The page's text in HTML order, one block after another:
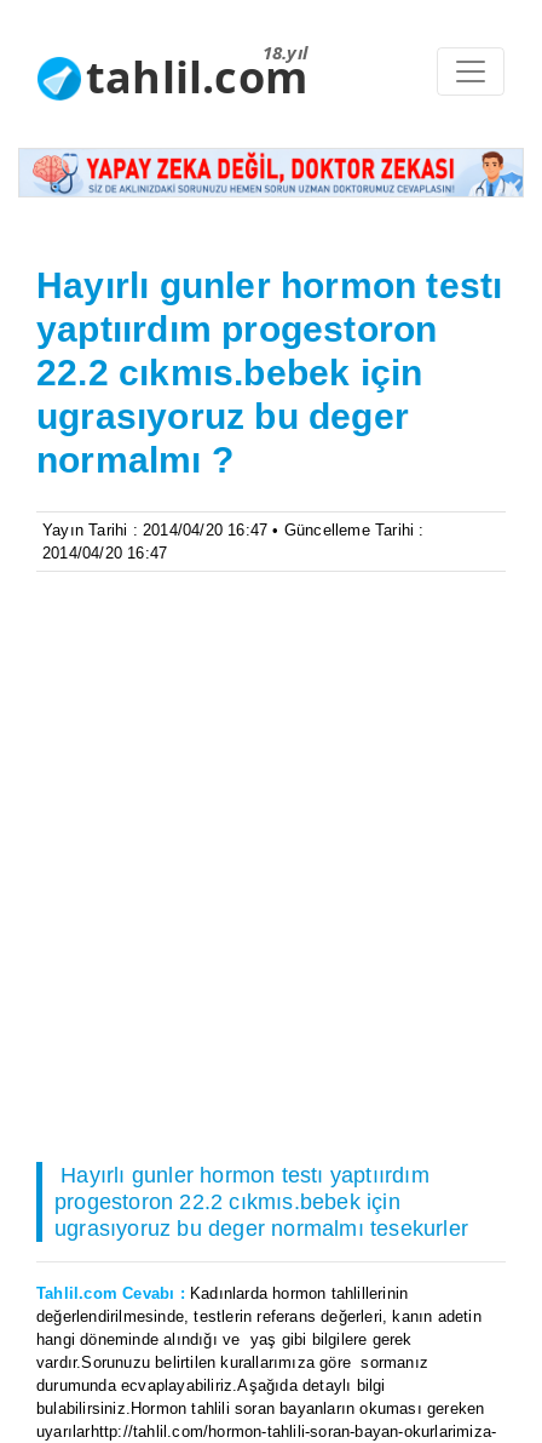
18.yıl
tahlil.com
Hayırlı gunler hormon testı
yaptıırdım progestoron
22.2 cıkmıs.bebek için
ugrasıyoruz bu deger
normalmı ?
Yayın Tarihi : 2014/04/20 16:47 • Güncelleme Tarihi :
2014/04/20 16:47
Hayırlı gunler hormon testı yaptıırdım
progestoron 22.2 cıkmıs.bebek için
ugrasıyoruz bu deger normalmı tesekurler
Tahlil.com Cevabı : Kadınlarda hormon tahlillerinin
değerlendirilmesinde, testlerin referans değerleri, kanın adetin
hangi döneminde alındığı ve yaş gibi bilgilere gerek
vardır.Sorunuzu belirtilen kurallarımıza göre sormanız
durumunda ecvaplayabiliriz.Aşağıda detaylı bilgi
bulabilirsiniz.Hormon tahlili soran bayanların okuması gereken
uyarılarhttp://tahlil.com/hormon-tahlili-soran-bayan-okurlarimiza-